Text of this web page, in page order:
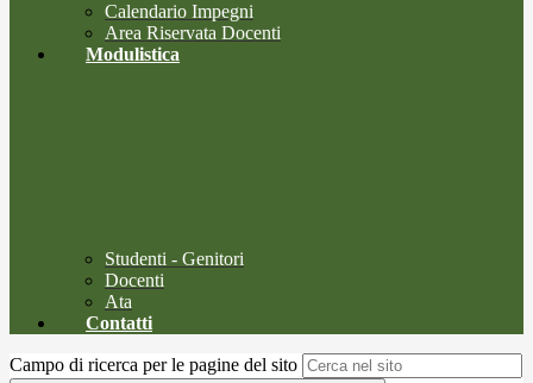
Calendario Impegni
Area Riservata Docenti
Modulistica
Studenti - Genitori
Docenti
Ata
Contatti
Campo di ricerca per le pagine del sito